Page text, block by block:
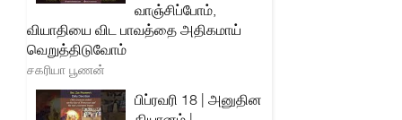
வாஞ்சிப்போம்,
வியாதியை விட பாவத்தை அதிகமாய்
வெறுத்திடுவோம்
சகரியா பூணன்
பிப்ரவரி 18 | அனுதின